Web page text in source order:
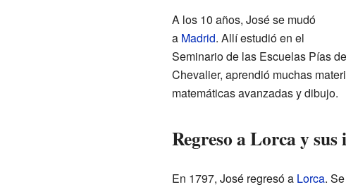
A los 10 años, José se mudó
a Madrid. Allí estudió en el
Seminario de las Escuelas Pías
Chevalier, aprendió muchas
matemáticas avanzadas y dibujo.
Regreso a Lorca y sus
En 1797, José regresó a Lorca.